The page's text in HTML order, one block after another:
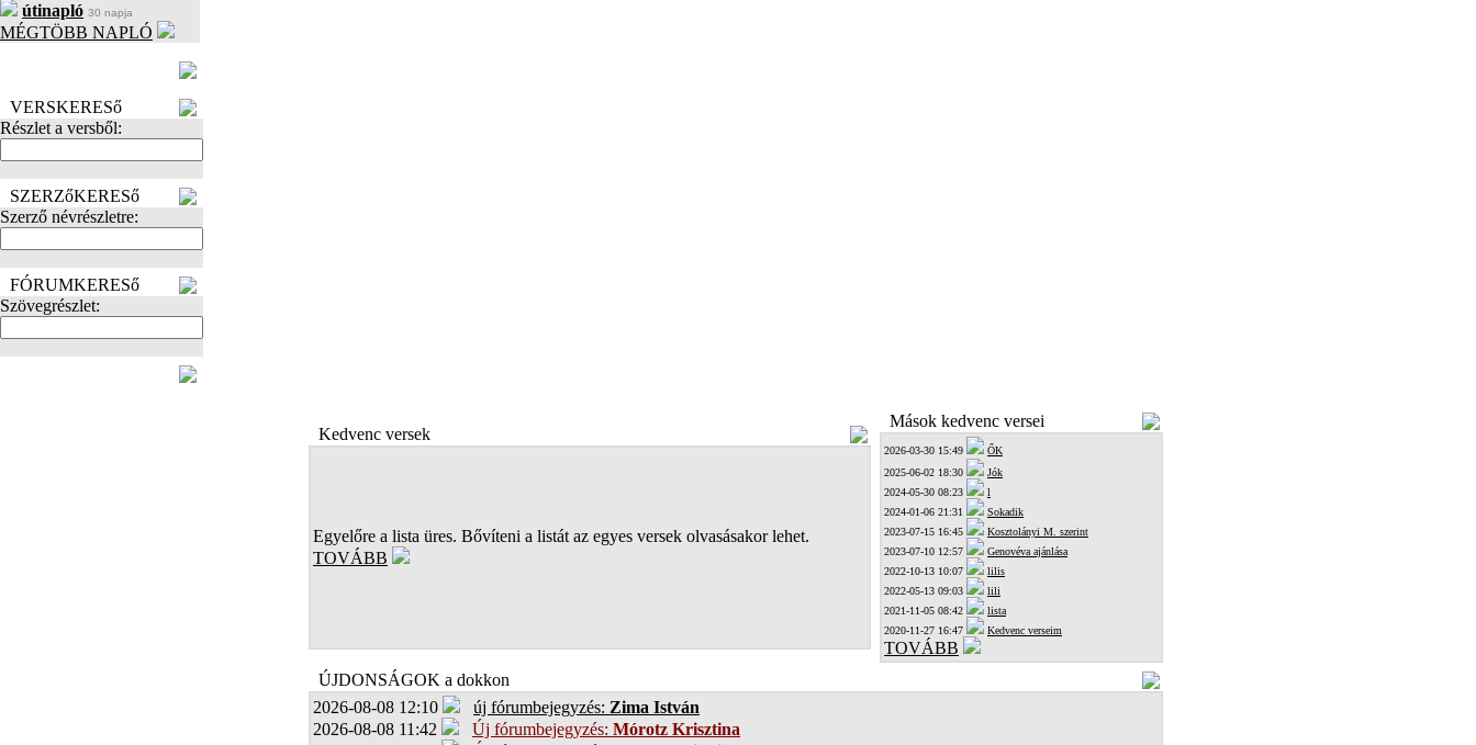
útinapló 30 napja
MÉGTÖBB NAPLÓ
VERSKERESő
Részlet a versből:
SZERZőKERESő
Szerző névrészletre:
FÓRUMKERESő
Szövegrészlet:
Kedvenc versek
Egyelőre a lista üres. Bővíteni a listát az egyes versek olvasásakor lehet.
TOVÁBB
Mások kedvenc versei
2026-03-30 15:49
ŐK
2025-06-02 18:30
Jók
2024-05-30 08:23
l
2024-01-06 21:31
Sokadik
2023-07-15 16:45
Kosztolányi M. szerint
2023-07-10 12:57
Genovéva ajánlása
2022-10-13 10:07
lilis
2022-05-13 09:03
lili
2021-11-05 08:42
lista
2020-11-27 16:47
Kedvenc verseim
TOVÁBB
ÚJDONSÁGOK a dokkon
2026-08-08 12:10
új fórumbejegyzés: Zima István
2026-08-08 11:42
Új fórumbejegyzés: Mórotz Krisztina